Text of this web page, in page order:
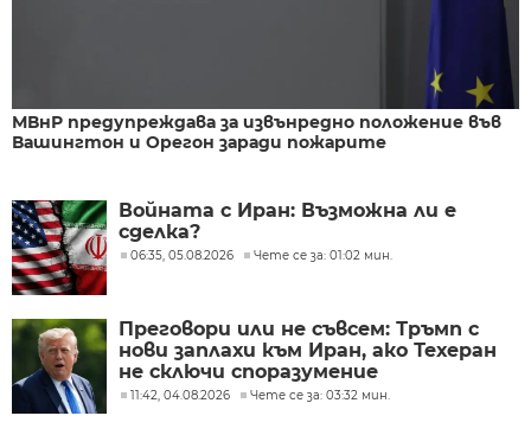
МВнР предупреждава за извънредно положение във
Вашингтон и Орегон заради пожарите
Войната с Иран: Възможна ли е
сделка?
06:35, 05.08.2026 Чете се за: 01:02 мин.
Преговори или не съвсем: Тръмп с
нови заплахи към Иран, ако Техеран
не сключи споразумение
11:42, 04.08.2026 Чете се за: 03:32 мин.